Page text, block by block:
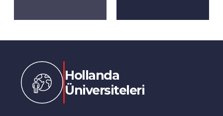
Hollanda
Üniversiteleri